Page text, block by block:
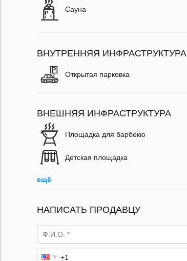
Сауна
ВНУТРЕННЯЯ ИНФРАСТРУКТУРА
Открытая парковка
ВНЕШНЯЯ ИНФРАСТРУКТУРА
Площадка для барбекю
Детская площадка
ещё
НАПИСАТЬ ПРОДАВЦУ